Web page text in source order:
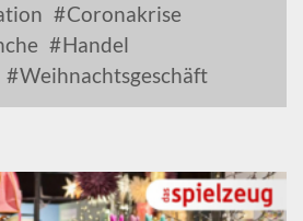
Coronakrise
Handel
Weihnachtsgeschäft